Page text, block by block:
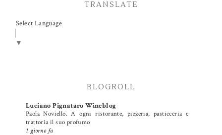
TRANSLATE
Select Language
▼
BLOGROLL
Luciano Pignataro Wineblog
Paola Noviello. A ogni ristorante, pizzeria, pasticceria e
trattoria il suo profumo
1 giorno fa